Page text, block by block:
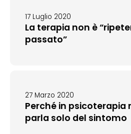
17 Luglio 2020
La terapia non è
passato”
27 Marzo 2020
Perché in psicoterapia
parla solo del sintomo